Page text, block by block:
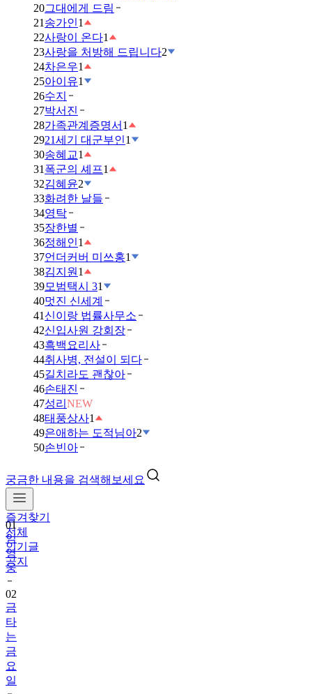
20그대에게 드림
21 송가인1
22사랑이 온다1
23사랑을 처방해 드립니다2
24차은우1
25아이유1
26수지
27박서진
28가족관계증명서 1
2921세기 대군부인1
30송혜교1
31 폭군의 셰프1
32김혜윤2
33화려한 날들
34영탁
35장한별
36정해인1
37언더커버 미쓰홍1
38김지원 1
39모범택시 31
40멋진 신세계
41 신이랑 법률사무소
42신입사원 강회장
43흑백요리사
44취사병, 전설이 되다
45길치라도 괜찮아
46손태진
47성리 NEW
48태풍상사1
49은애하는 도적님아2
50손빈아
궁금한 내용을 검색해보세요
즐겨찾기
전체
인기글
공지
01
임
영
웅
02
금
타
는
금
요
일
03